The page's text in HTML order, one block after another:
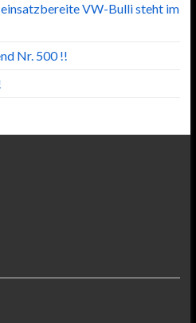
VW-Bulli steht im
Nr. 500 !!